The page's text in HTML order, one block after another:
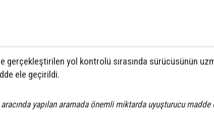
gerçekleştirilen yol kontrolü sırasında sürücüsünün
ele geçirildi.
yapılan aramada önemli miktarda uyuşturucu